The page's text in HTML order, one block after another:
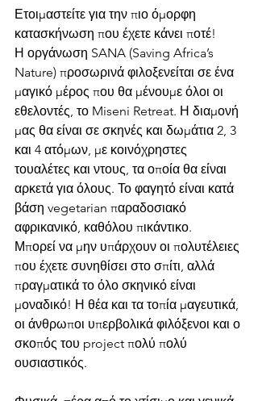
Ετοιμαστείτε για την πιο όμορφη
κατασκήνωση που έχετε κάνει ποτέ!
Η οργάνωση SANA (Saving Africa’s
Nature) προσωρινά φιλοξενείται σε ένα
μαγικό μέρος που θα μένουμε όλοι οι
εθελοντές, το Miseni Retreat. Η διαμονή
μας θα είναι σε σκηνές και δωμάτια 2, 3
και 4 ατόμων, με κοινόχρηστες
τουαλέτες και ντους, τα οποία θα είναι
αρκετά για όλους. Το φαγητό είναι κατά
βάση vegetarian παραδοσιακό
αφρικανικό, καθόλου πικάντικο.
Μπορεί να μην υπάρχουν οι πολυτέλειες
που έχετε συνηθίσει στο σπίτι, αλλά
πραγματικά το όλο σκηνικό είναι
μοναδικό! Η θέα και τα τοπία μαγευτικά,
οι άνθρωποι υπερβολικά φιλόξενοι και ο
σκοπός του project πολύ πολύ
ουσιαστικός.